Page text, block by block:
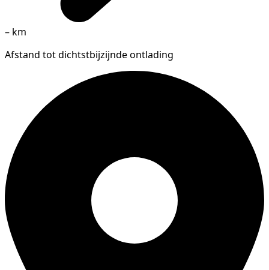
– km
Afstand tot dichtstbijzijnde ontlading